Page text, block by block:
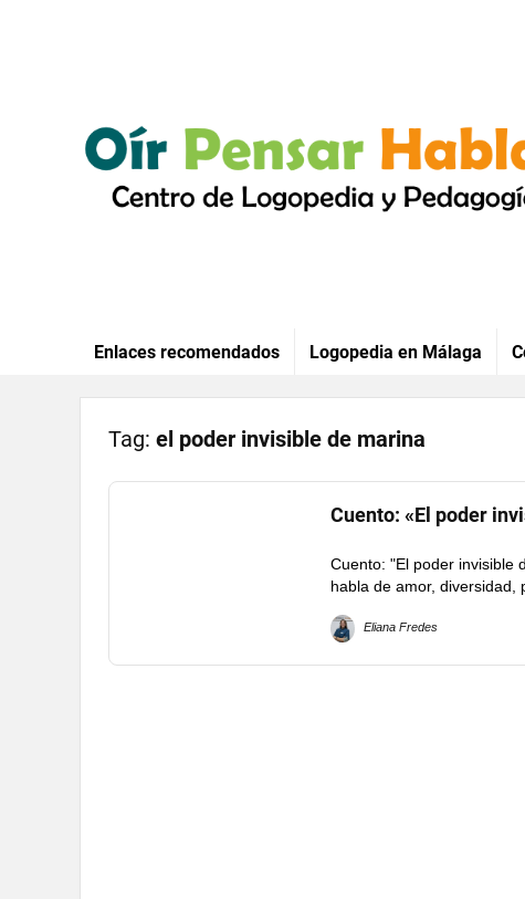
Enlaces recomendados Logopedia en Málaga
Tag: el poder invisible de marina
Cuento: «El poder
Cuento: "El poder invisible
habla de amor, diversidad,
Eliana Fredes